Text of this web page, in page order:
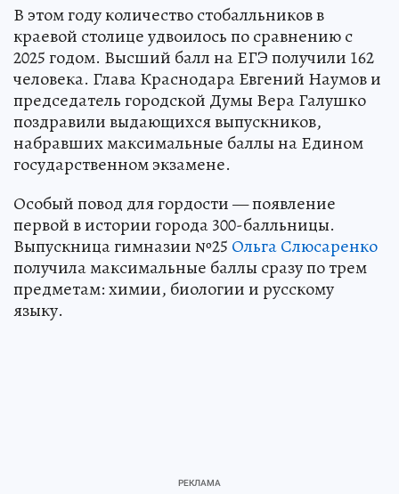
В этом году количество стобалльников в
краевой столице удвоилось по сравнению с
2025 годом. Высший балл на ЕГЭ получили 162
человека. Глава Краснодара Евгений Наумов и
председатель городской Думы Вера Галушко
поздравили выдающихся выпускников,
набравших максимальные баллы на Едином
государственном экзамене.
Особый повод для гордости — появление
первой в истории города 300-балльницы.
Выпускница гимназии №25 Ольга Слюсаренко
получила максимальные баллы сразу по трем
предметам: химии, биологии и русскому
языку.